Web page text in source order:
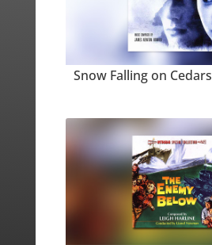
Snow Falling on Cedars